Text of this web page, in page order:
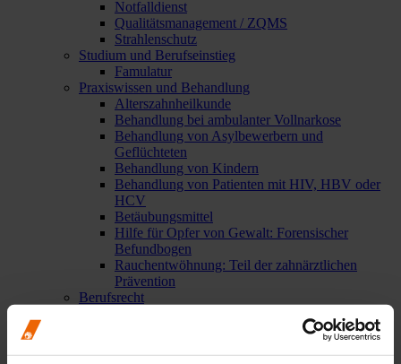
Notfalldienst
Qualitätsmanagement / ZQMS
Strahlenschutz
Studium und Berufseinstieg
Famulatur
Praxiswissen und Behandlung
Alterszahnheilkunde
Behandlung bei ambulanter Vollnarkose
Behandlung von Asylbewerbern und
Geflüchteten
Behandlung von Kindern
Behandlung von Patienten mit HIV, HBV oder
HCV
Betäubungsmittel
Hilfe für Opfer von Gewalt: Forensischer
Befundbogen
Rauchentwöhnung: Teil der zahnärztlichen
Prävention
Berufsrecht